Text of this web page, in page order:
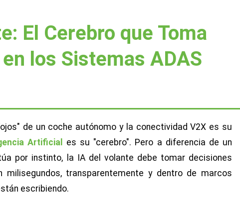
El Cerebro que Toma
los Sistemas ADAS
de un coche autónomo y la conectividad V2X es su
Artificial
es su "cerebro". Pero a diferencia de un
por instinto, la IA del volante debe tomar decisiones
milisegundos, transparentemente y dentro de marcos
escribiendo.